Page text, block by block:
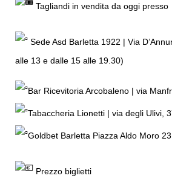
Tagliandi in vendita da oggi presso
Sede Asd Barletta 1922 | Via
alle 13 e dalle 15 alle 19.30)
Bar Ricevitoria Arcobaleno | via
Tabaccheria Lionetti | via degli Ulivi,
Goldbet Barletta Piazza Aldo Moro 23
Prezzo biglietti